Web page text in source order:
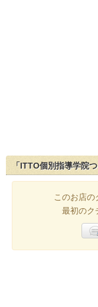
「ITTO個別指導学院
このお店の
最初のク